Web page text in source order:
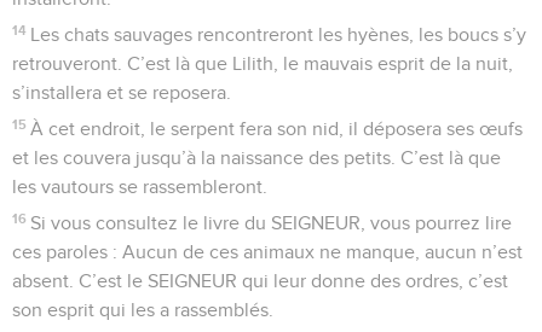
14 Les chats sauvages rencontreront les hyènes, les boucs s’y
retrouveront. C’est là que Lilith, le mauvais esprit de la nuit,
s’installera et se reposera.
15 À cet endroit, le serpent fera son nid, il déposera ses œufs
et les couvera jusqu’à la naissance des petits. C’est là que
les vautours se rassembleront.
16 Si vous consultez le livre du SEIGNEUR, vous pourrez lire
ces paroles : Aucun de ces animaux ne manque, aucun n’est
absent. C’est le SEIGNEUR qui leur donne des ordres, c’est
son esprit qui les a rassemblés.